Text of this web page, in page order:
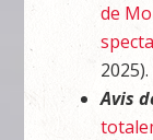
de
Avis